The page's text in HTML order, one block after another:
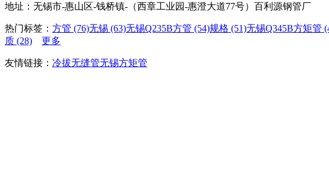
地址：无锡市-惠山区-钱桥镇-（西章工业园-惠澄大道77号）百利源钢管厂
热门标签： 方管 (76)无锡 (63)无锡Q235B方管 (54)规格 (51)无锡Q345B方矩管
质 (28)
更多
友情链接： 冷拔无缝管无锡方矩管